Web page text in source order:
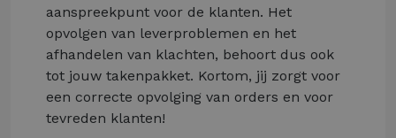
aanspreekpunt voor de klanten. Het
opvolgen van leverproblemen en het
afhandelen van klachten, behoort dus ook
tot jouw takenpakket. Kortom, jij zorgt voor
een correcte opvolging van orders en voor
tevreden klanten!